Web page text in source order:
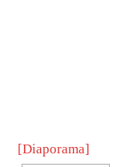
[Diaporama]